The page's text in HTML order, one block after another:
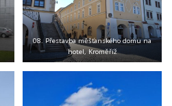
08. Přestavba měšťanského domu na
hotel, Kroměříž